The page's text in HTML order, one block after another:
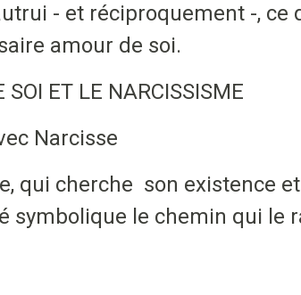
- et réciproquement -,
amour de soi.
ET LE NARCISSISME
qui cherche son existence
symbolique le chemin qui le